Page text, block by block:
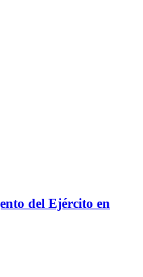
del Ejército en